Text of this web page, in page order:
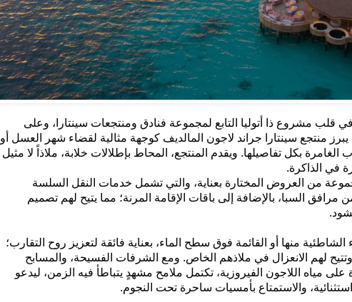
في قلب مشروع ذا أتوليا لتابع لمجموعة فنادق ومنتجعات سينتارا ، وعلى
منتجع سينتارا جراند لاجون المالديف كوجهة مثالية لقضاء شهر العسل أو
الغامرة بكل تفاصيلها. ويقدم المنتجع، المحاط بإطلالات خلابة، ملاذاً لا مثيل
في الذاكرة.
من العروض المختارة بعناية، والتي تشمل خدمات النقل السلسة
السبا، بالإضافة إلى باقات الإقامة المرنة؛ مما يتيح لهم تصميم
.
منها أو القائمة فوق سطح الماء، بعناية فائقة لتعزيز روح التقارب؛
لهم الانعزال في ملاذهم الخاص. ومع الشرفات الفسيحة، والمسابح
على مياه اللاجون الفيروزية، تكتمل ملامح مشهدٍ يتباطأ فيه الزمن، ليدعو
، والاستمتاع بأمسيات ساحرة تحت النجوم.